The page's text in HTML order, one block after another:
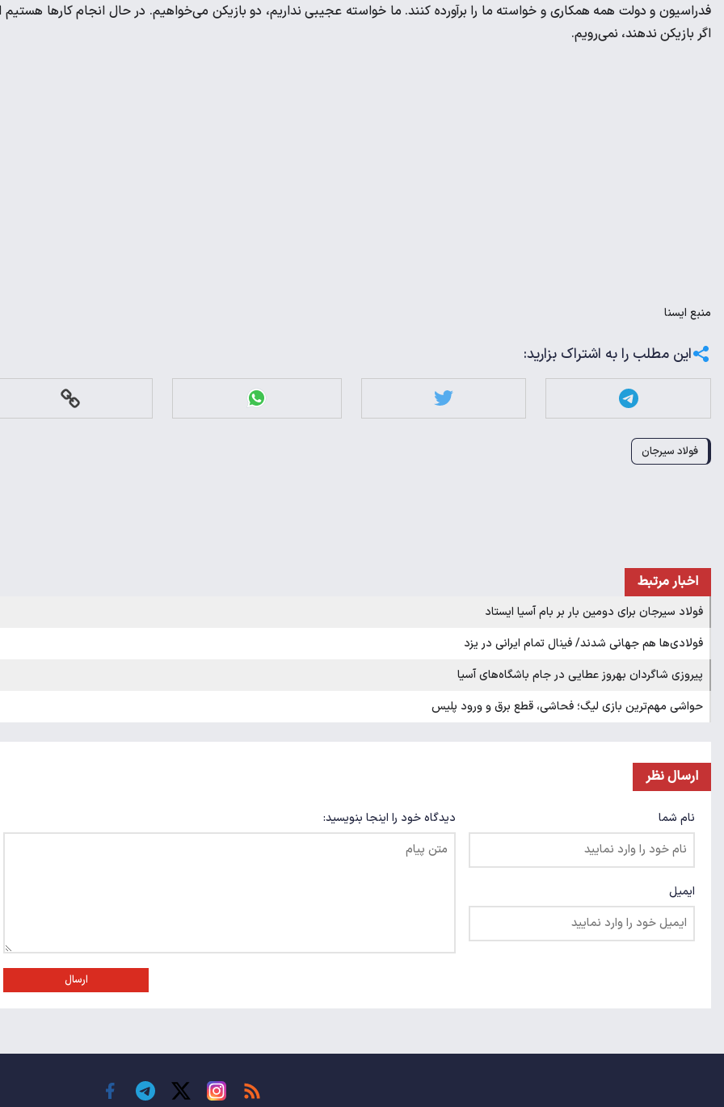
فدراسیون و دولت همه همکاری و خواسته ما را برآورده کنند. ما خواسته عجیبی نداریم، دو بازیکن می‌خواهیم. در حال انجام کارها هستیم
اگر بازیکن ندهند، نمی‌رویم.
منبع ايسنا
این مطلب را به اشتراک بزارید:
فولاد سیرجان
اخبار مرتبط
فولاد سیرجان برای دومین بار بر بام آسیا ایستاد
فولادی‌ها هم جهانی شدند/ فینال تمام ایرانی در یزد
پیروزی شاگردان بهروز عطایی در جام باشگاه‌های آسیا
حواشی مهم‌ترین بازی لیگ؛ فحاشی، قطع برق و ورود پلیس
ارسال نظر
نام شما
ایمیل
دیدگاه خود را اینجا بنویسید:
ارسال